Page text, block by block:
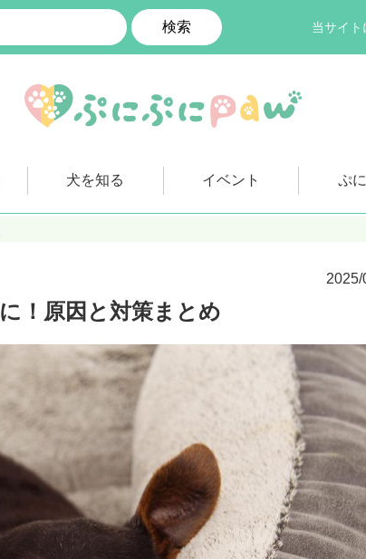
検索 当サイ
犬を知る イベント ぷ
2025/
！原因と対策まとめ